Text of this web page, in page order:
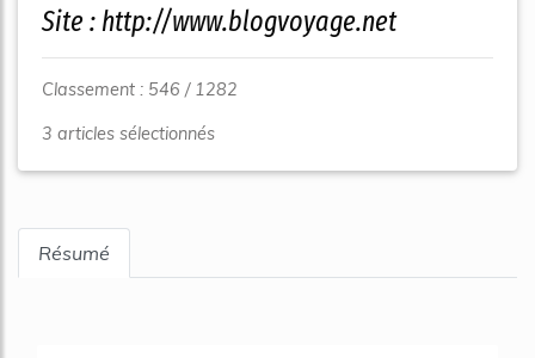
Site : http://www.blogvoyage.net
Classement : 546 / 1282
3 articles sélectionnés
Résumé